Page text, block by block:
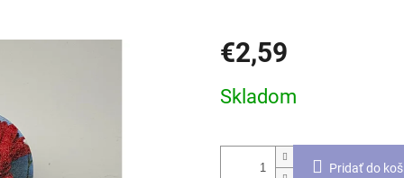
€2,59
cena:
Skladom
Pridať do